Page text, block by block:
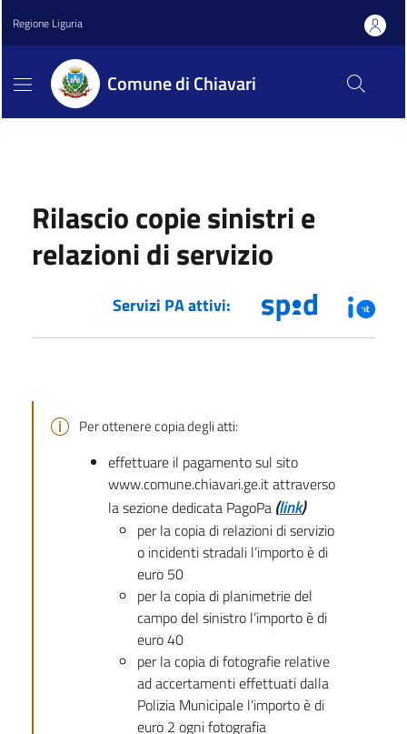
Regione Liguria
Comune di Chiavari
Rilascio copie sinistri e
relazioni di servizio
Servizi PA attivi:
Per ottenere copia degli atti:
effettuare il pagamento sul sito
www.comune.chiavari.ge.it attraverso
la sezione dedicata PagoPa (link)
per la copia di relazioni di servizio
o incidenti stradali l’importo è di
euro 50
per la copia di planimetrie del
campo del sinistro l’importo è di
euro 40
per la copia di fotografie relative
ad accertamenti effettuati dalla
Polizia Municipale l’importo è di
euro 2 ogni fotografia